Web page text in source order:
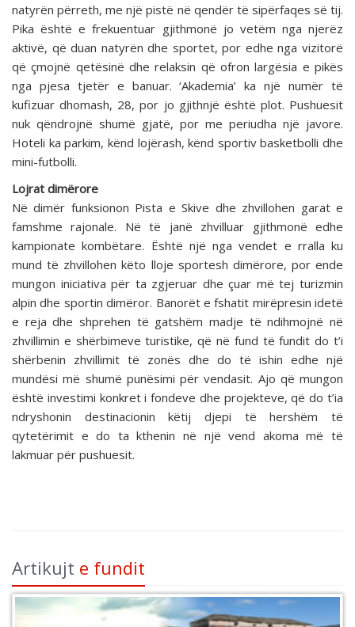
natyrën përreth, me një pistë në qendër të sipërfaqes së tij.
Pika është e frekuentuar gjithmonë jo vetëm nga njerëz
aktivë, që duan natyrën dhe sportet, por edhe nga vizitorë
që çmojnë qetësinë dhe relaksin që ofron largësia e pikës
nga pjesa tjetër e banuar. ‘Akademia’ ka një numër të
kufizuar dhomash, 28, por jo gjithnjë është plot. Pushuesit
nuk qëndrojnë shumë gjatë, por me periudha një javore.
Hoteli ka parkim, kënd lojërash, kënd sportiv basketbolli dhe
mini-futbolli.
Lojrat dimërore
Në dimër funksionon Pista e Skive dhe zhvillohen garat e
famshme rajonale. Në të janë zhvilluar gjithmonë edhe
kampionate kombëtare. Është një nga vendet e rralla ku
mund të zhvillohen këto lloje sportesh dimërore, por ende
mungon iniciativa për ta zgjeruar dhe çuar më tej turizmin
alpin dhe sportin dimëror. Banorët e fshatit mirëpresin idetë
e reja dhe shprehen të gatshëm madje të ndihmojnë në
zhvillimin e shërbimeve turistike, që në fund të fundit do t’i
shërbenin zhvillimit të zonës dhe do të ishin edhe një
mundësi më shumë punësimi për vendasit. Ajo që mungon
është investimi konkret i fondeve dhe projekteve, që do t’ia
ndryshonin destinacionin këtij djepi të hershëm të
qytetërimit e do ta kthenin në një vend akoma më të
lakmuar për pushuesit.
Artikujt e fundit